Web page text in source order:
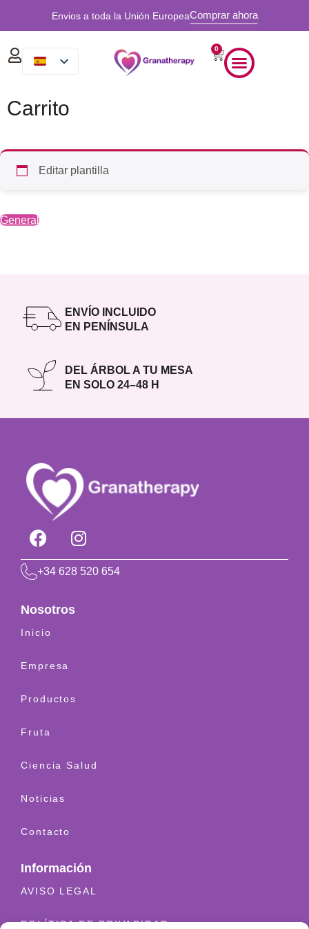
Envios a toda la Unión EuropeaComprar ahora
0
Carrito
Editar plantilla
General
ENVÍO INCLUIDO
EN PENÍNSULA
DEL ÁRBOL A TU MESA
EN SOLO 24–48 H
+34 628 520 654
Nosotros
Inicio
Empresa
Productos
Fruta
Ciencia Salud
Noticias
Contacto
Información
AVISO LEGAL
POLÍTICA DE PRIVACIDAD